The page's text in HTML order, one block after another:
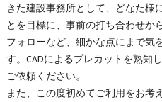
きた建設事務所として、どなた様
とを目標に、事前の打ち合わせか
フォローなど、細かな点にまで気
す。CADによるプレカットを熟知
ご依頼ください。
また、この度初めてご利用をお考